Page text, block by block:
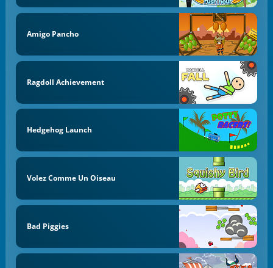
Amigo Pancho
Ragdoll Achievement
Hedgehog Launch
Volez Comme Un Oiseau
Bad Piggies